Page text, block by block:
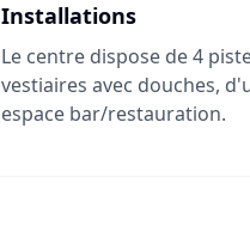
Installations
Le centre dispose de 4
vestiaires avec douches,
espace bar/restauration.